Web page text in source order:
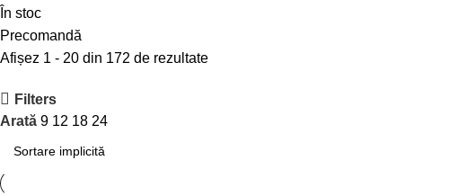
În stoc
Precomandă
Afișez 1 - 20 din 172 de rezultate
Filters
Arată 9 12 18 24